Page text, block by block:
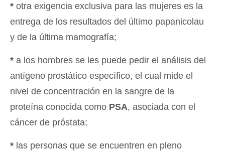
* otra exigencia exclusiva para las mujeres es la
entrega de los resultados del último papanicolau
y de la última mamografía;
* a los hombres se les puede pedir el análisis del
antígeno prostático específico, el cual mide el
nivel de concentración en la sangre de la
proteína conocida como PSA, asociada con el
cáncer de próstata;
* las personas que se encuentren en pleno